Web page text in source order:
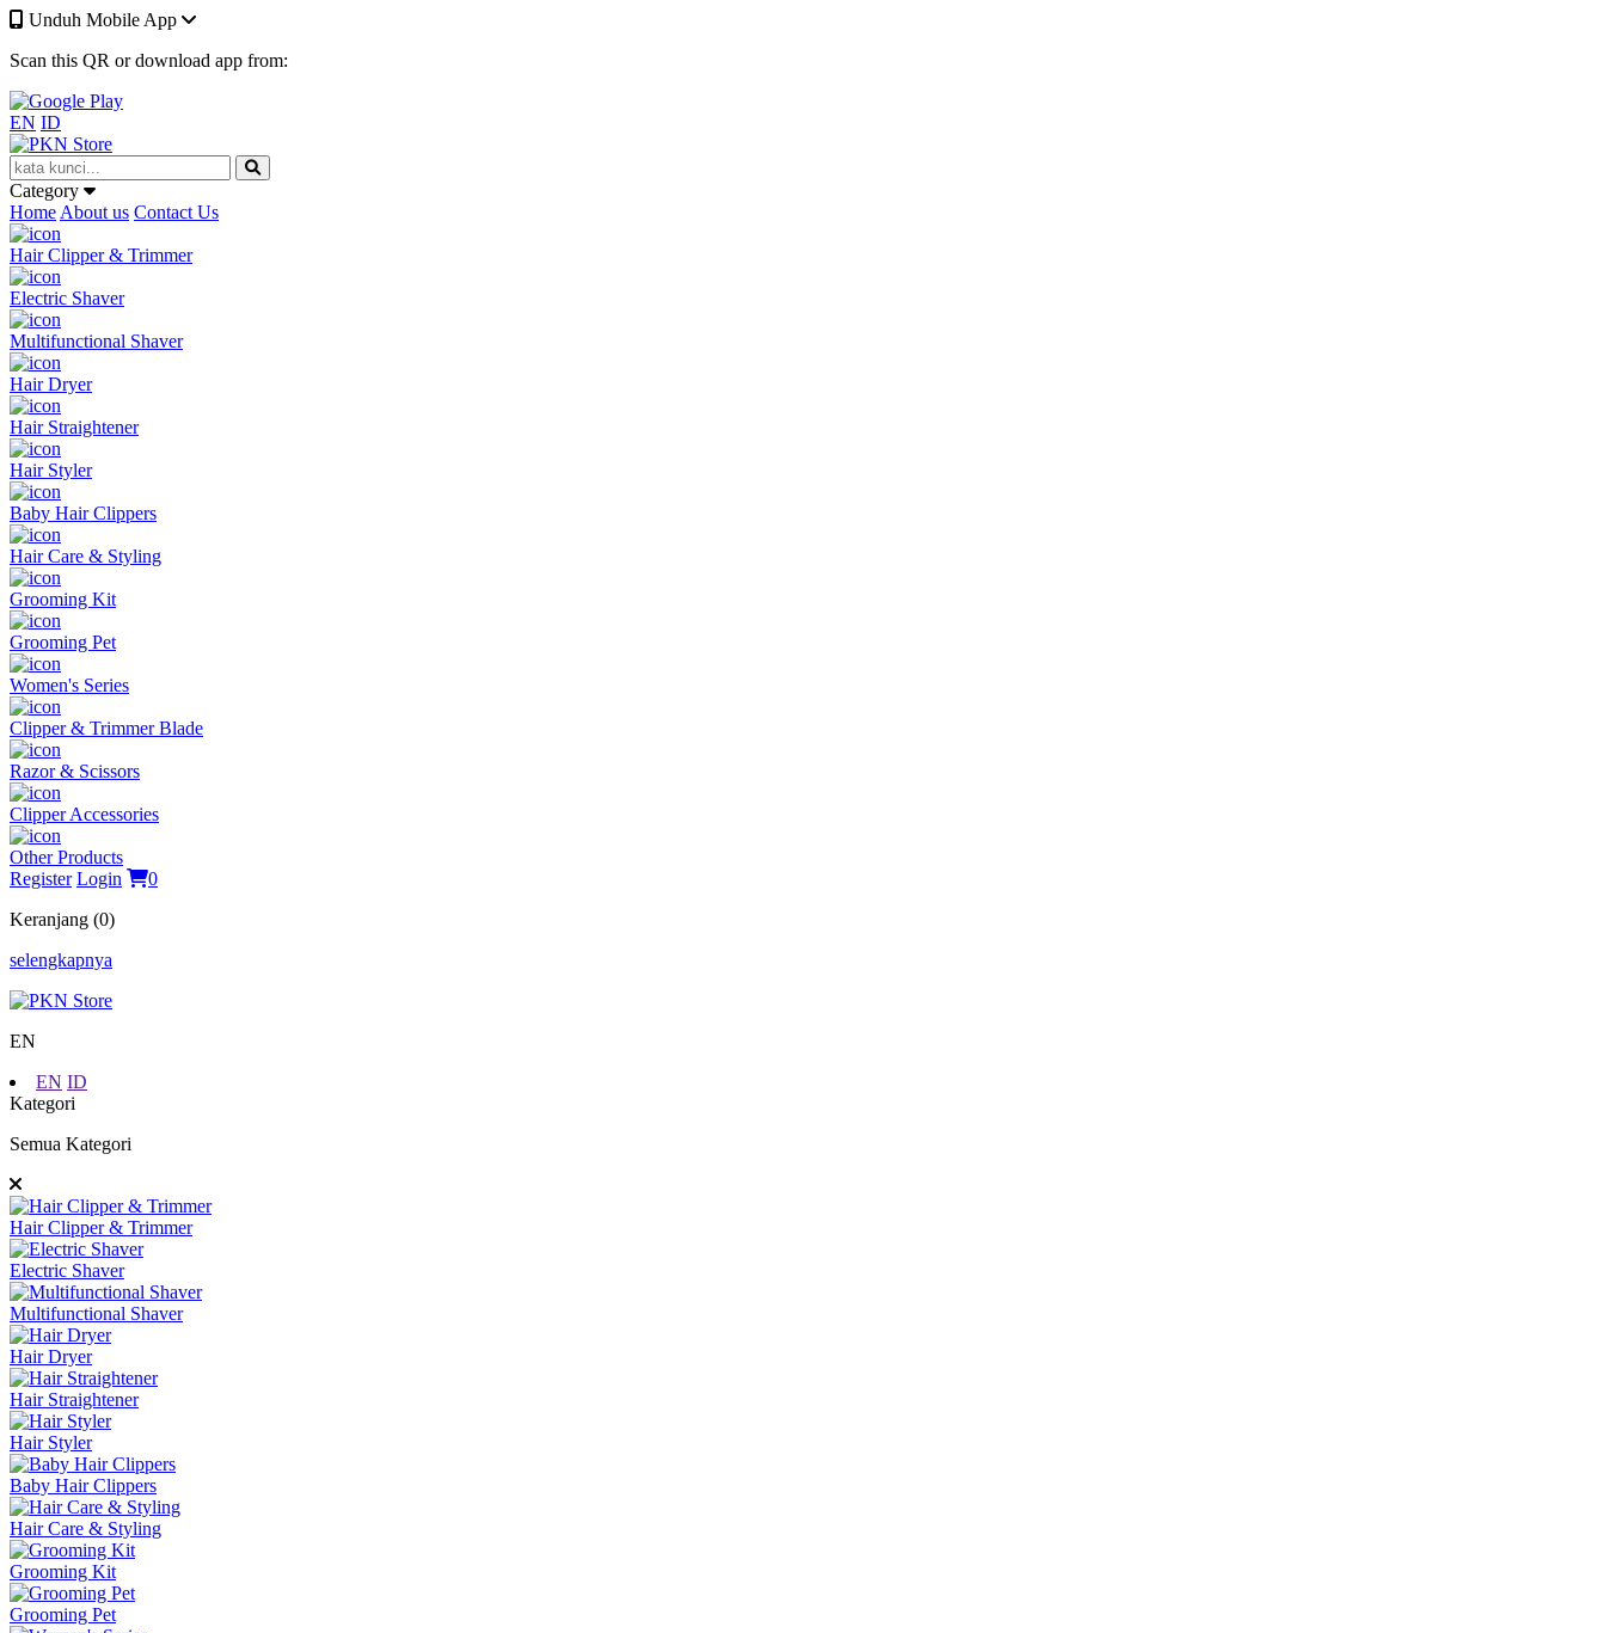
Unduh Mobile App
Scan this QR or download app from:
EN ID
Category
Home About us Contact Us
Hair Clipper & Trimmer
Electric Shaver
Multifunctional Shaver
Hair Dryer
Hair Straightener
Hair Styler
Baby Hair Clippers
Hair Care & Styling
Grooming Kit
Grooming Pet
Women's Series
Clipper & Trimmer Blade
Razor & Scissors
Clipper Accessories
Other Products
Register Login
0
Keranjang (0)
selengkapnya
EN
EN ID
Kategori
Semua Kategori
Hair Clipper & Trimmer
Electric Shaver
Multifunctional Shaver
Hair Dryer
Hair Straightener
Hair Styler
Baby Hair Clippers
Hair Care & Styling
Grooming Kit
Grooming Pet